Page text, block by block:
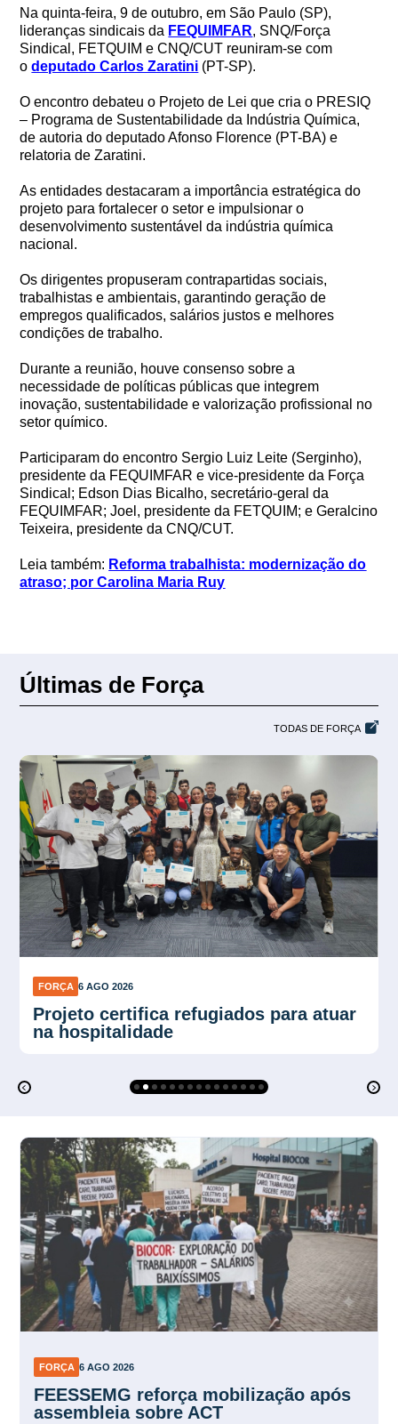
Na quinta-feira, 9 de outubro, em São Paulo (SP),
lideranças sindicais da FEQUIMFAR, SNQ/Força
Sindical, FETQUIM e CNQ/CUT reuniram-se com
odeputado Carlos Zaratini (PT-SP).
O encontro debateu o Projeto de Lei que cria o PRESIQ
– Programa de Sustentabilidade da Indústria Química,
de autoria do deputado Afonso Florence (PT-BA) e
relatoria de Zaratini.
As entidades destacaram a importância estratégica do
projeto para fortalecer o setor e impulsionar o
desenvolvimento sustentável da indústria química
nacional.
Os dirigentes propuseram contrapartidas sociais,
trabalhistas e ambientais, garantindo geração de
empregos qualificados, salários justos e melhores
condições de trabalho.
Durante a reunião, houve consenso sobre a
necessidade de políticas públicas que integrem
inovação, sustentabilidade e valorização profissional no
setor químico.
Participaram do encontro Sergio Luiz Leite (Serginho),
presidente da FEQUIMFAR e vice-presidente da Força
Sindical; Edson Dias Bicalho, secretário-geral da
FEQUIMFAR; Joel, presidente da FETQUIM; e Geralcino
Teixeira, presidente da CNQ/CUT.
Leia também: Reforma trabalhista: modernização do
atraso; por Carolina Maria Ruy
Últimas de Força
TODAS DE FORÇA
FORÇA 6 AGO 2026
Força Sindical SP organiza
mobilização para ato de 10 de agosto
FORÇA 6 AGO 2026
FEESSEMG reforça mobilização após
assembleia sobre ACT